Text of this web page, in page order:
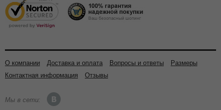
О компании Доставка и оплата Вопросы и ответы
Размеры
Контактная информация
Отзывы
Мы в сети: